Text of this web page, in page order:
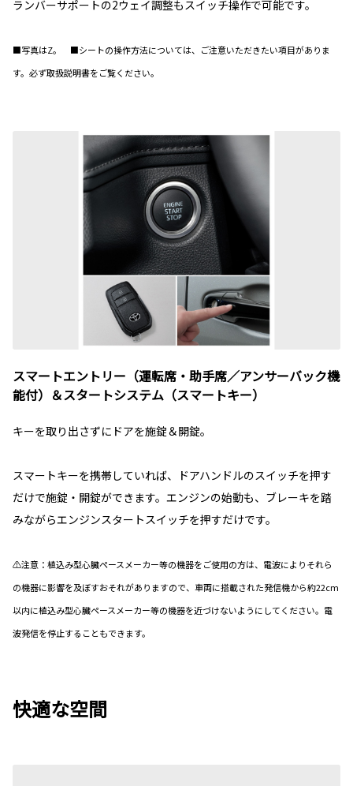
ランバーサポートの2ウェイ調整もスイッチ操作で可能です。
■写真はZ。 ■シートの操作方法については、ご注意いただきたい項目がありま
す。必ず取扱説明書をご覧ください。
スマートエントリー（運転席・助手席／アンサーバック機
能付）＆スタートシステム（スマートキー）
キーを取り出さずにドアを施錠＆開錠。
スマートキーを携帯していれば、ドアハンドルのスイッチを押す
だけで施錠・開錠ができます。エンジンの始動も、ブレーキを踏
みながらエンジンスタートスイッチを押すだけです。
⚠注意：植込み型心臓ペースメーカー等の機器をご使用の方は、電波によりそれら
の機器に影響を及ぼすおそれがありますので、車両に搭載された発信機から約22cm
以内に植込み型心臓ペースメーカー等の機器を近づけないようにしてください。電
波発信を停止することもできます。
快適な空間